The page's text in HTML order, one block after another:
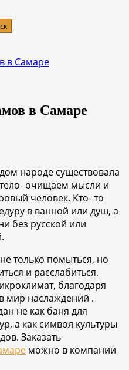
в Самаре
в Самаре
народе существовала
очищаем мысли и
человек. Кто- то
в ванной или душ, а
без русской или
только помыться, но
и расслабиться.
благодаря
мир наслаждений .
не как баня для
а как символ культуры
Заказать
можно в компании